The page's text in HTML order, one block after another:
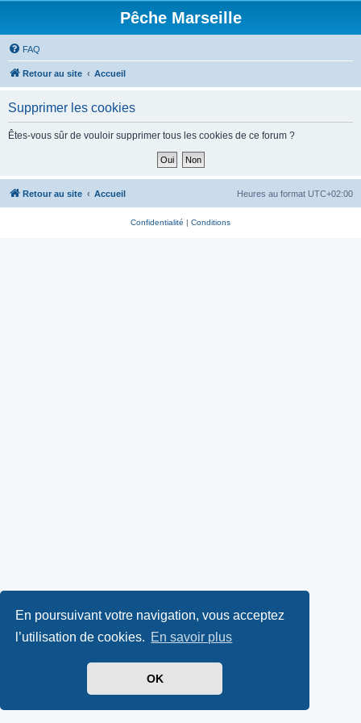
En poursuivant votre navigation, vous acceptez
l’utilisation de cookies. En savoir plus
OK
Pêche Marseille
FAQ
Retour au site Accueil
Supprimer les cookies
Êtes-vous sûr de vouloir supprimer tous les cookies de ce forum ?
Retour au site Accueil Heures au format UTC+02:00
Confidentialité | Conditions